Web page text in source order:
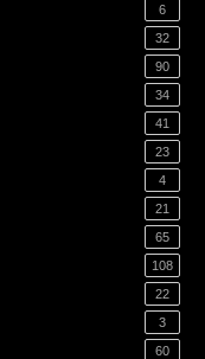
6
32
90
34
41
23
4
21
65
108
22
3
60